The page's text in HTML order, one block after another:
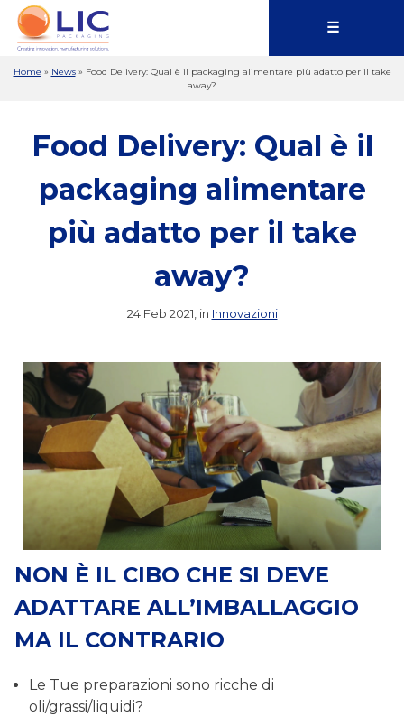
☰
Home » News» Food Delivery: Qual è il packaging alimentare più adatto per il take
away?
Food Delivery: Qual è il
packaging alimentare
più adatto per il take
away?
24 Feb 2021, in Innovazioni
NON È IL CIBO CHE SI DEVE
ADATTARE ALL’IMBALLAGGIO
MA IL CONTRARIO
Le Tue preparazioni sono ricche di
oli/grassi/liquidi?